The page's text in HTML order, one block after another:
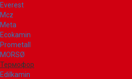
Everest
Mcz
Meta
Ecokamin
Prometall
MORSØ
Термофор
Edilkamin